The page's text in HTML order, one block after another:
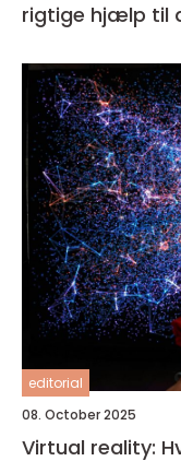
rigtige hjælp til
editorial
08. October 2025
Virtual reality: